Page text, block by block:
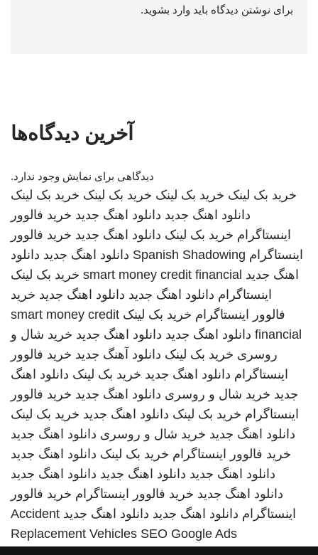
برای نوشتن دیدگاه باید وارد بشوید.
آخرین دیدگاه‌ها
دیدگاهی برای نمایش وجود ندارد.
خرید بک لینک خرید بک لینک خرید بک لینک خرید بک لینک
دانلود اهنگ جدید دانلود اهنگ جدید خرید فالوور
اینستاگرام خرید بک لینک دانلود اهنگ جدید خرید فالوور
اینستاگرام Spanish Shadowing دانلود اهنگ جدید دانلود
اهنگ جدید smart money credit financial خرید بک لینک
اینستاگرام دانلود اهنگ جدید دانلود اهنگ جدید خرید
فالوور اینستاگرام خرید بک لینک smart money credit
financial دانلود اهنگ جدید دانلود اهنگ جدید خرید شال و
روسری خرید بک لینک دانلود آهنگ جدید خرید فالوور
اینستاگرام دانلود اهنگ جدید خرید بک لینک دانلود اهنگ
جدید خرید شال و روسری دانلود اهنگ جدید خرید فالوور
اینستاگرام خرید بک لینک دانلود اهنگ جدید خرید بک لینک
دانلود اهنگ جدید خرید شال و روسری دانلود اهنگ جدید
خرید فالوور اینستاگرام خرید بک لینک دانلود اهنگ جدید
دانلود اهنگ جدید دانلود اهنگ جدید دانلود اهنگ جدید
دانلود اهنگ جدید خرید فالوور اینستاگرام خرید فالوور
اینستاگرام دانلود اهنگ جدید دانلود اهنگ جدید Accident
Replacement Vehicles SEO Google Ads